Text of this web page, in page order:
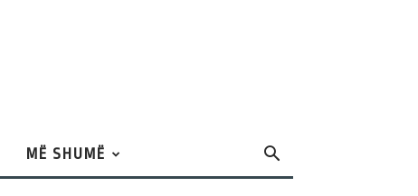
MË SHUMË